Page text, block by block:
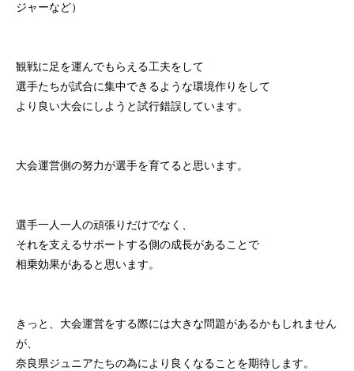
ジャーなど）
観戦に足を運んでもらえる工夫をして
選手たちが試合に集中できるような環境作りをして
より良い大会にしようと試行錯誤しています。
大会運営側の努力が選手を育てると思います。
選手一人一人の頑張りだけでなく、
それを支えるサポートする側の成長があることで
相乗効果があると思います。
きっと、大会運営をする際には大きな問題があるかもしれません
が、
奈良県ジュニアたちの為により良くなることを期待します。